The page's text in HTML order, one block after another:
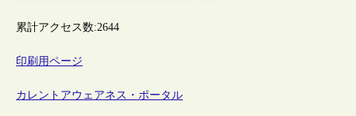
累計アクセス数:2644
印刷用ページ
カレントアウェアネス・ポータル